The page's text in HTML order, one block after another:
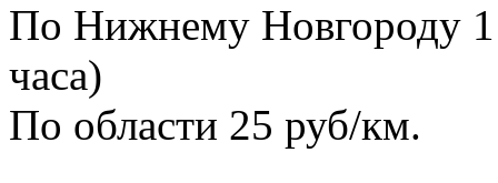
По Нижнему Новгороду 1
часа)
По области 25 руб/км.